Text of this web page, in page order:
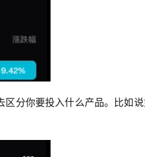
分你要投入什么产品。比如